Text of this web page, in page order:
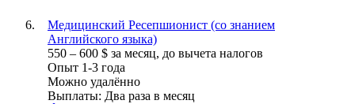
Медицинский Ресепшионист (со знанием
Английского языка)
550 – 600 $ за месяц, до вычета налогов
Опыт 1-3 года
Можно удалённо
Выплаты: Два раза в месяц